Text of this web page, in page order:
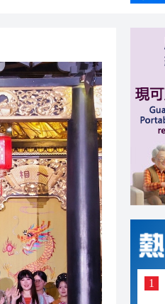
23:17
23:12
23:12
23:00